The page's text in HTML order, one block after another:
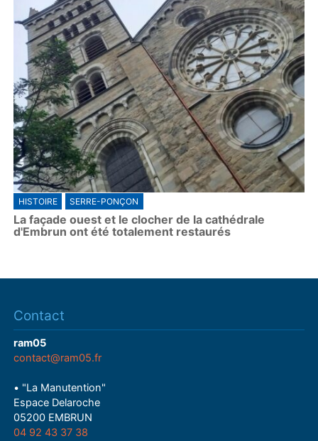
HISTOIRE SERRE-PONÇON
La façade ouest et le clocher de la cathédrale
d'Embrun ont été totalement restaurés
Contact
ram05
contact@ram05.fr
• "La Manutention"
Espace Delaroche
05200 EMBRUN
04 92 43 37 38